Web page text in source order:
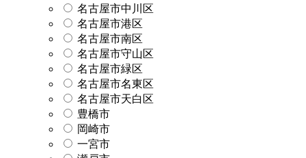
名古屋市中川区
名古屋市港区
名古屋市南区
名古屋市守山区
名古屋市緑区
名古屋市名東区
名古屋市天白区
豊橋市
岡崎市
一宮市